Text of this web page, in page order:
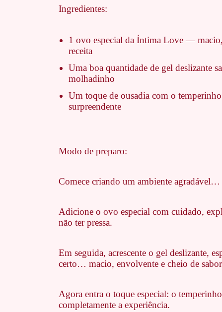
Ingredientes:
1 ovo especial da Íntima Love —
receita
Uma boa quantidade de gel deslizante
molhadinho
Um toque de ousadia com o
surpreendente
Modo de preparo:
Comece criando um ambiente
Adicione o ovo especial com cuidado,
não ter pressa.
Em seguida, acrescente o gel deslizante,
certo… macio, envolvente e cheio de
Agora entra o toque especial: o
completamente a experiência.